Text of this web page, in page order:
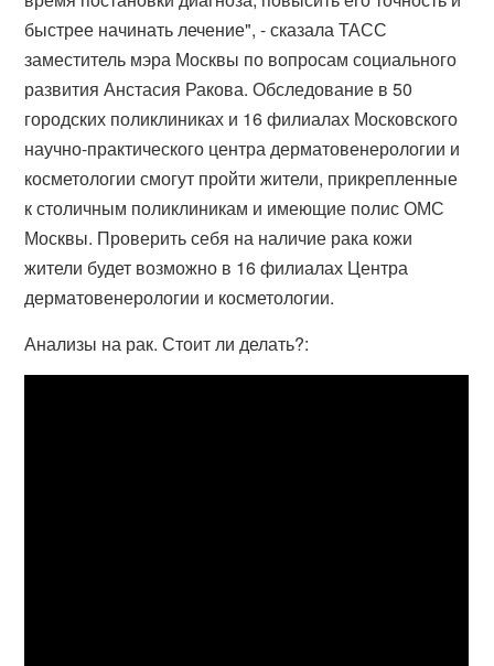
быстрее начинать лечение", - сказала ТАСС
заместитель мэра Москвы по вопросам социального
развития Анстасия Ракова. Обследование в 50
городских поликлиниках и 16 филиалах Московского
научно-практического центра дерматовенерологии и
косметологии смогут пройти жители, прикрепленные
к столичным поликлиникам и имеющие полис ОМС
Москвы. Проверить себя на наличие рака кожи
жители будет возможно в 16 филиалах Центра
дерматовенерологии и косметологии.
Анализы на рак. Стоит ли делать?: